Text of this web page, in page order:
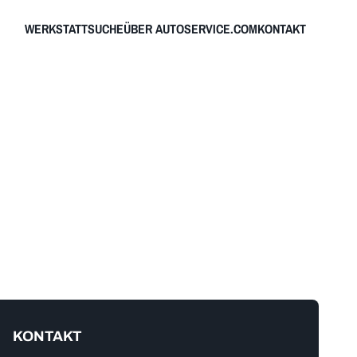
WERKSTATTSUCHEÜBER AUTOSERVICE.COMKONTAKT
KONTAKT